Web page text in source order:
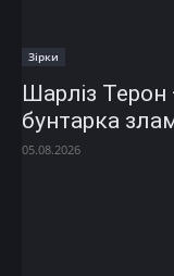
Зірки
Шарліз Терон
бунтарка
05.08.2026